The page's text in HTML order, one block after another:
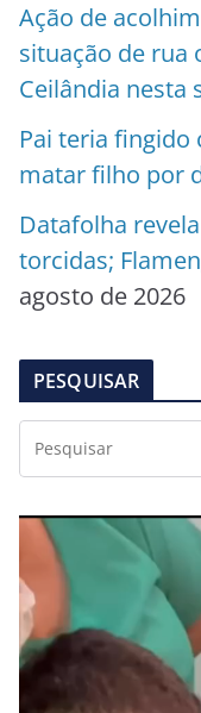
Ação de
situação de rua
Ceilândia nesta
Pai teria
matar filho por
Datafolha
torcidas;
agosto de 2026
PESQUISAR